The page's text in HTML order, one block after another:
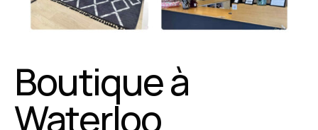
Boutique à
Waterloo